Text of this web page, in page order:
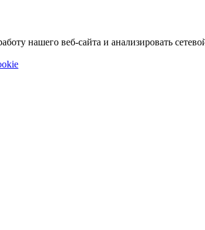
нашего веб-сайта и анализировать